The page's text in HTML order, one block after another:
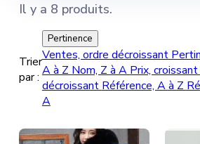
Il y a 8 produits.
Trier
par :
Pertinence
Ventes, ordre décroissant
A à Z Nom, Z à A Prix, croissant
décroissant Référence, A à Z
A